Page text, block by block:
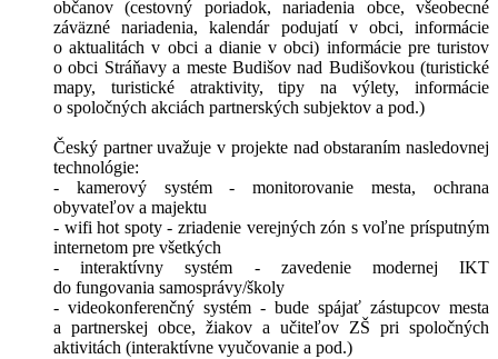
občanov (cestovný poriadok, nariadenia obce, všeobecné
záväzné nariadenia, kalendár podujatí v obci, informácie
o aktualitách v obci a dianie v obci) informácie pre turistov
o obci Stráňavy a meste Budišov nad Budišovkou (turistické
mapy, turistické atraktivity, tipy na výlety, informácie
o spoločných akciách partnerských subjektov a pod.)
Český partner uvažuje v projekte nad obstaraním nasledovnej
technológie:
- kamerový systém - monitorovanie mesta, ochrana
obyvateľov a majektu
- wifi hot spoty - zriadenie verejných zón s voľne prísputným
internetom pre všetkých
- interaktívny systém - zavedenie modernej IKT
do fungovania samosprávy/školy
- videokonferenčný systém - bude spájať zástupcov mesta
a partnerskej obce, žiakov a učiteľov ZŠ pri spoločných
aktivitách (interaktívne vyučovanie a pod.)